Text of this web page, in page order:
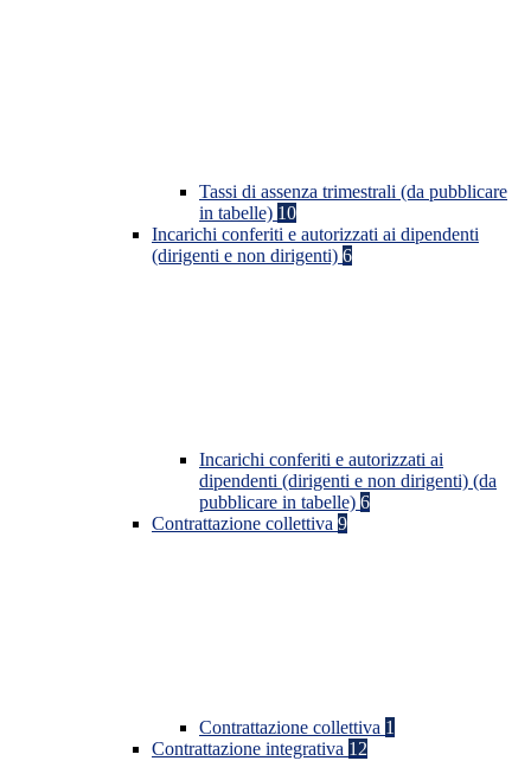
Tassi di assenza trimestrali (da pubblicare
in tabelle) 10
Incarichi conferiti e autorizzati ai dipendenti
(dirigenti e non dirigenti) 6
Incarichi conferiti e autorizzati ai
dipendenti (dirigenti e non dirigenti) (da
pubblicare in tabelle) 6
Contrattazione collettiva 9
Contrattazione collettiva 1
Contrattazione integrativa 12